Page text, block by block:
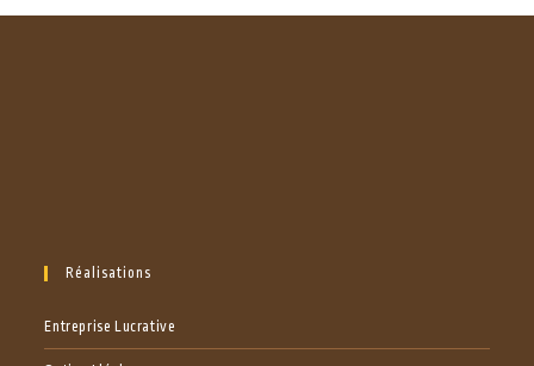
Réalisations
Entreprise Lucrative